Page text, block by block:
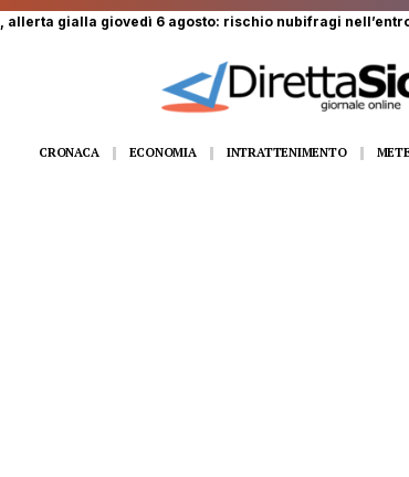
gialla giovedì 6 agosto: rischio nubifragi nell’entroterra
CRONACA ECONOMIA INTRATTENIMENTO